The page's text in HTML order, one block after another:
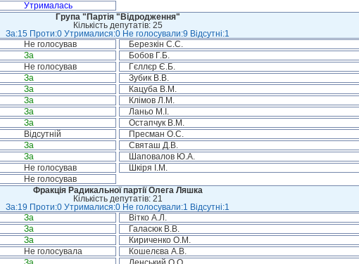
Утрималась
Група "Партія "Відродження"
Кількість депутатів: 25
За:15 Проти:0 Утрималися:0 Не голосували:9 Відсутні:1
Не голосував Березкін С.С.
За Бобов Г.Б.
Не голосував Гєллєр Є.Б.
За Зубик В.В.
За Кацуба В.М.
За Клімов Л.М.
За Ланьо М.І.
За Остапчук В.М.
Відсутній Пресман О.С.
За Святаш Д.В.
За Шаповалов Ю.А.
Не голосував Шкіря І.М.
Не голосував
Фракція Радикальної партії Олега Ляшка
Кількість депутатів: 21
За:19 Проти:0 Утрималися:0 Не голосували:1 Відсутні:1
За Вітко А.Л.
За Галасюк В.В.
За Кириченко О.М.
Не голосувала Кошелєва А.В.